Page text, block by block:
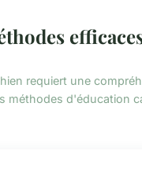
requiert une
méthodes d'éducation